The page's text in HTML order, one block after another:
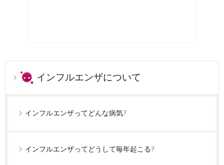
インフルエンザについて
インフルエンザってどんな病気?
インフルエンザってどうして毎年起こる?